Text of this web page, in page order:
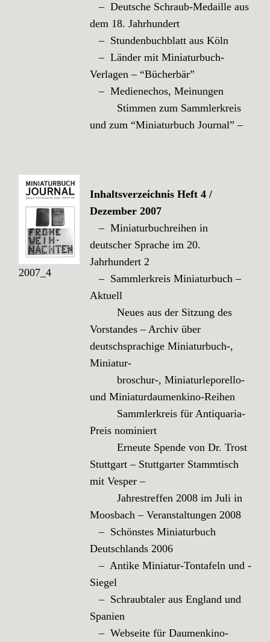
– Deutsche Schraub-Medaille aus
dem 18. Jahrhundert
– Stundenbuchblatt aus Köln
– Länder mit Miniaturbuch-
Verlagen – “Bücherbär”
– Medienechos, Meinungen
Stimmen zum Sammlerkreis
und zum “Miniaturbuch Journal” –
2007_4
Inhaltsverzeichnis Heft 4 /
Dezember 2007
– Miniaturbuchreihen in
deutscher Sprache im 20.
Jahrhundert 2
– Sammlerkreis Miniaturbuch –
Aktuell
Neues aus der Sitzung des
Vorstandes – Archiv über
deutschsprachige Miniaturbuch-,
Miniatur-
broschur-, Miniaturleporello-
und Miniaturdaumenkino-Reihen
Sammlerkreis für Antiquaria-
Preis nominiert
Erneute Spende von Dr. Trost
Stuttgart – Stuttgarter Stammtisch
mit Vesper –
Jahrestreffen 2008 im Juli in
Moosbach – Veranstaltungen 2008
– Schönstes Miniaturbuch
Deutschlands 2006
– Antike Miniatur-Tontafeln und -
Siegel
– Schraubtaler aus England und
Spanien
– Webseite für Daumenkino-